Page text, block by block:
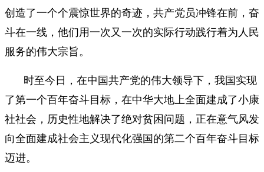
创造了一个个震惊世界的奇迹，共产党员冲锋在前，奋
斗在一线，他们用一次又一次的实际行动践行着为人民
服务的伟大宗旨。
时至今日，在中国共产党的伟大领导下，我国实现
了第一个百年奋斗目标，在中华大地上全面建成了小康
社社会，历史性地解决了绝对贫困问题，正在意气风发
向全面建成社会主义现代化强国的第二个百年奋斗目标
迈进。